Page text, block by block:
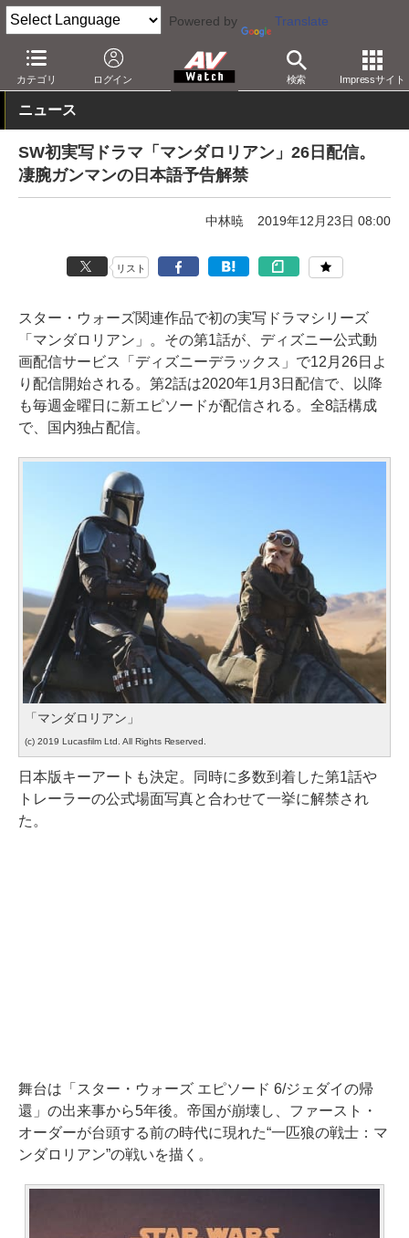
Powered by Translate
カテゴリ ログイン 検索 Impressサイト
AV Watch コンテンツ・サービス 映像配信
ニュース
SW初実写ドラマ「マンダロリアン」26日配信。
凄腕ガンマンの日本語予告解禁
中林暁 2019年12月23日 08:00
リスト
スター・ウォーズ関連作品で初の実写ドラマシリーズ
「マンダロリアン」。その第1話が、ディズニー公式動
画配信サービス「ディズニーデラックス」で12月26日よ
り配信開始される。第2話は2020年1月3日配信で、以降
も毎週金曜日に新エピソードが配信される。全8話構成
で、国内独占配信。
「マンダロリアン」
(c) 2019 Lucasfilm Ltd. All Rights Reserved.
日本版キーアートも決定。同時に多数到着した第1話や
トレーラーの公式場面写真と合わせて一挙に解禁され
た。
舞台は「スター・ウォーズ エピソード 6/ジェダイの帰
還」の出来事から5年後。帝国が崩壊し、ファースト・
オーダーが台頭する前の時代に現れた“一匹狼の戦士：マ
ンダロリアン”の戦いを描く。